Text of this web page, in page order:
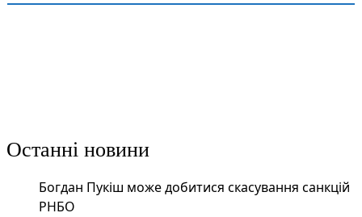
Останні новини
Богдан Пукіш може добитися скасування санкцій
РНБО